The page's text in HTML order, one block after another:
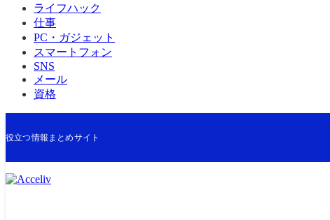
ライフハック
仕事
PC・ガジェット
スマートフォン
SNS
メール
資格
役立つ情報まとめサイト